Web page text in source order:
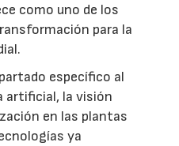
como uno de los
para la
específico al
artificial, la visión
en las plantas
ya